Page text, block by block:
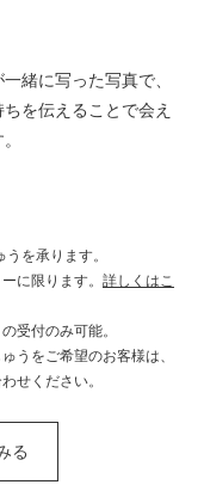
緒に写った写真で、
を伝えることで会え
を承ります。
に限ります。 詳しくはこ
受付のみ可能。
うをご希望のお客様は、
せください。
る